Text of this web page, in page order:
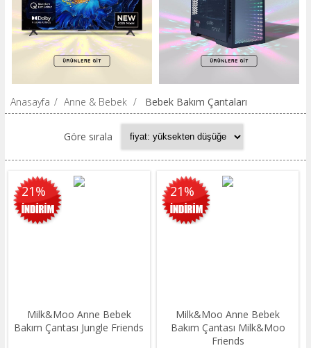
Anasayfa / Anne & Bebek / Bebek Bakım Çantaları
Göre sırala
21%
Milk&Moo Anne Bebek
Bakım Çantası Jungle Friends
21%
Milk&Moo Anne Bebek
Bakım Çantası Milk&Moo
Friends